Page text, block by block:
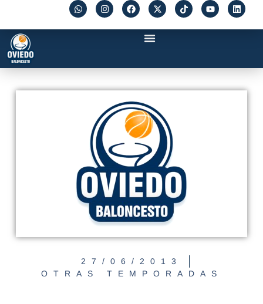
27/06/2013
OTRAS TEMPORADAS